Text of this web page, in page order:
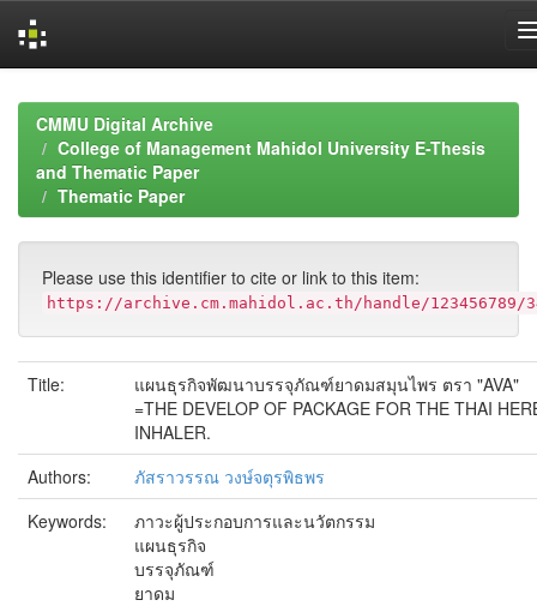
navigationCMMU Digital Archive
College of Management Mahidol University E-Thesis
and Thematic Paper
Thematic Paper
Please use this identifier to cite or link to this item:
https://archive.cm.mahidol.ac.th/handle/123456789/
Title:
แผนธุรกิจพัฒนาบรรจุภัณฑ์ยาดมสมุนไพร ตรา "AVA"
=THE DEVELOP OF PACKAGE FOR THE THAI
INHALER.
Authors:
ภัสราวรรณ วงษ์จตุรพิธพร
Keywords:
ภาวะผู้ประกอบการและนวัตกรรม
แผนธุรกิจ
บรรจุภัณฑ์
ยาดม